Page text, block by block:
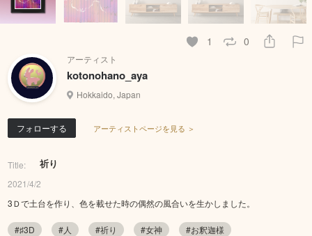
1 0
アーティスト
kotonohano_aya
Hokkaido, Japan
フォローする アーティストページを見る ＞
Title: 祈り
2021/4/2
3Ｄで土台を作り、色を載せた時の偶然の風合いを生かしました。
#♯3D #人 #祈り #女神 #お釈迦様